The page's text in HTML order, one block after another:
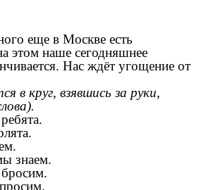
еще в Москве есть
этом наше сегодняшнее
Нас ждёт угощение от
в круг, взявшись за руки,
знаем.